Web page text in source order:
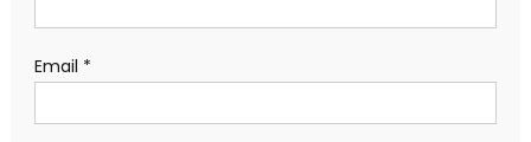
Email *